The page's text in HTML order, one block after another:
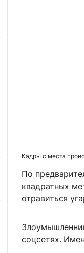
Кадры с места
По
квадратных
отравиться
соцсетях.